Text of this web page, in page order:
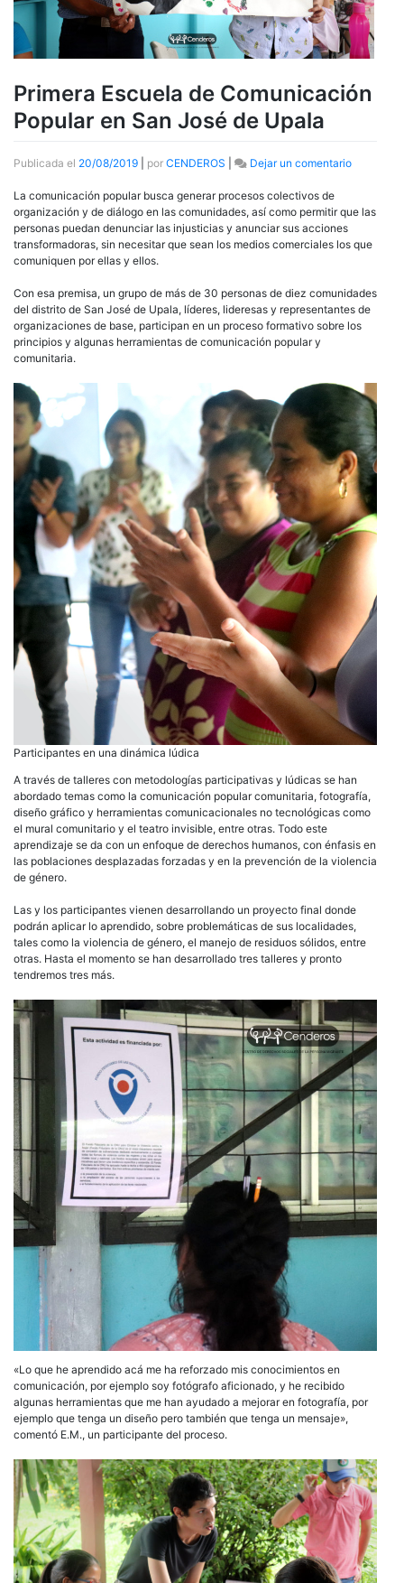
Primera Escuela de Comunicación
Popular en San José de Upala
Publicada el 20/08/2019 por CENDEROS Dejar un comentarioen
de
Popular
José
de
Upala
La comunicación popular busca generar procesos colectivos de
organización y de diálogo en las comunidades, así como permitir que las
personas puedan denunciar las injusticias y anunciar sus acciones
transformadoras, sin necesitar que sean los medios comerciales los que
comuniquen por ellas y ellos.
Con esa premisa, un grupo de más de 30 personas de diez comunidades
del distrito de San José de Upala, líderes, lideresas y representantes de
organizaciones de base, participan en un proceso formativo sobre los
principios y algunas herramientas de comunicación popular y
comunitaria.
Participantes en una dinámica lúdica
A través de talleres con metodologías participativas y lúdicas se han
abordado temas como la comunicación popular comunitaria, fotografía,
diseño gráfico y herramientas comunicacionales no tecnológicas como
el mural comunitario y el teatro invisible, entre otras. Todo este
aprendizaje se da con un enfoque de derechos humanos, con énfasis en
las poblaciones desplazadas forzadas y en la prevención de la violencia
de género.
Las y los participantes vienen desarrollando un proyecto final donde
podrán aplicar lo aprendido, sobre problemáticas de sus localidades,
tales como la violencia de género, el manejo de residuos sólidos, entre
otras. Hasta el momento se han desarrollado tres talleres y pronto
tendremos tres más.
«Lo que he aprendido acá me ha reforzado mis conocimientos en
comunicación, por ejemplo soy fotógrafo aficionado, y he recibido
algunas herramientas que me han ayudado a mejorar en fotografía, por
ejemplo que tenga un diseño pero también que tenga un mensaje»,
comentó E.M., un participante del proceso.